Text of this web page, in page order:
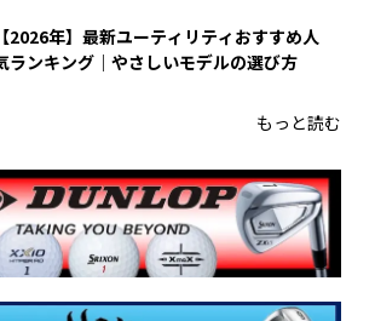
【2026年】最新ユーティリティおすすめ人
ランキング｜やさしいモデルの選び方
もっと読む